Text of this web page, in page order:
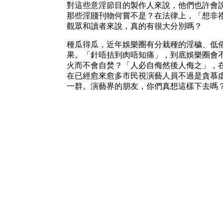
對這些意淫節目的製作人來說，他們也許會
那些淫賤刊物何嘗不是？在法律上，「想非
觀眾和讀者來說，真的有很大分別嗎？
種瓜得瓜，近年娛樂圈有分栽種的淫穢、低
果。「針唔拮到肉唔知痛」，到底娛樂圈會
火而不會自焚？「人必自侮然後人侮之」
在已經愈來愈多市民視演藝人員不過是貪慕
一群。演藝界的朋友，你們真想這樣下去嗎